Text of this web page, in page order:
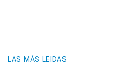
LAS MÁS LEIDAS